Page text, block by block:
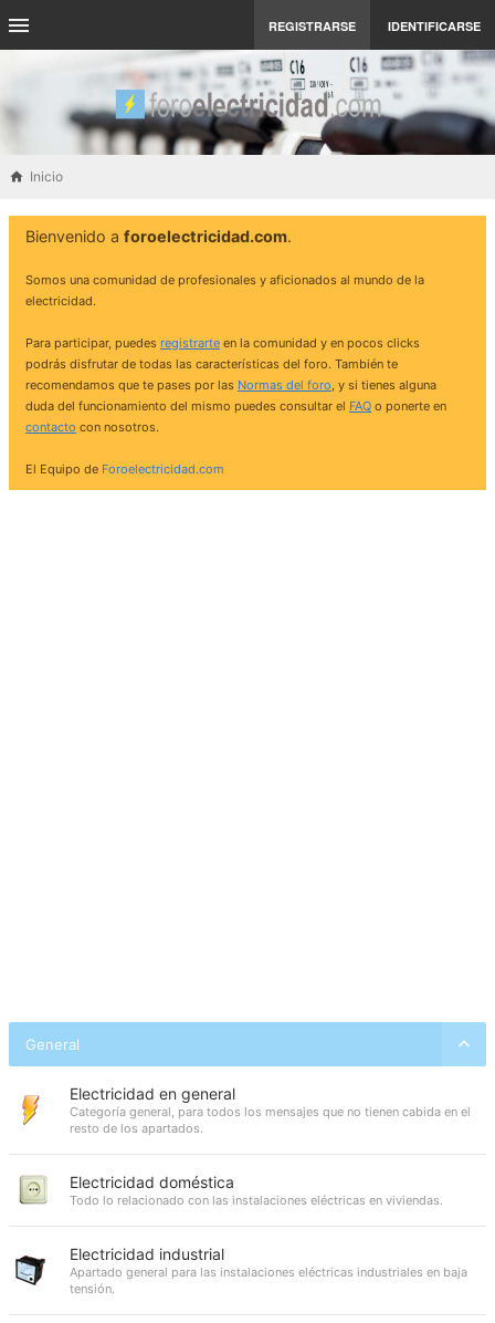
REGISTRARSE IDENTIFICARSE
Inicio
Bienvenido a foroelectricidad.com.
Somos una comunidad de profesionales y aficionados al mundo de la
electricidad.
Para participar, puedes registrarte en la comunidad y en pocos clicks
podrás disfrutar de todas las características del foro. También te
recomendamos que te pases por las Normas del foro, y si tienes alguna
duda del funcionamiento del mismo puedes consultar el FAQ o ponerte en
contacto con nosotros.
El Equipo de Foroelectricidad.com
General
Electricidad en general
Categoría general, para todos los mensajes que no tienen cabida en el
resto de los apartados.
Electricidad doméstica
Todo lo relacionado con las instalaciones eléctricas en viviendas.
Electricidad industrial
Apartado general para las instalaciones eléctricas industriales en baja
tensión.